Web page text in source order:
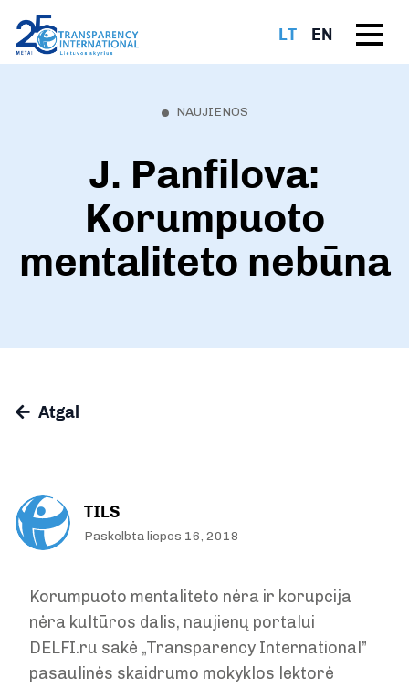
LT EN
NAUJIENOS
J. Panfilova:
Korumpuoto
mentaliteto nebūna
Atgal
TILS
Paskelbta liepos 16, 2018
Korumpuoto mentaliteto nėra ir korupcija
nėra kultūros dalis, naujienų portalui
DELFI.ru sakė „Transparency International”
pasaulinės skaidrumo mokyklos lektorė